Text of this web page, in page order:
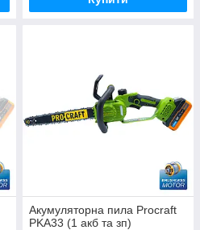
Акумуляторна пила Procraft
PKA33 (1 акб та зп)